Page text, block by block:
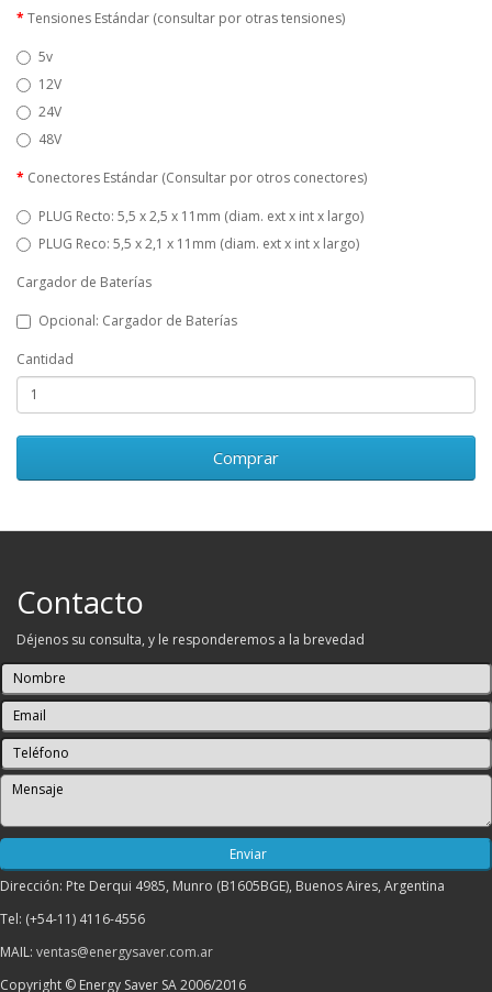
Tensiones Estándar (consultar por otras tensiones)
5v
12V
24V
48V
Conectores Estándar (Consultar por otros conectores)
PLUG Recto: 5,5 x 2,5 x 11mm (diam. ext x int x largo)
PLUG Reco: 5,5 x 2,1 x 11mm (diam. ext x int x largo)
Cargador de Baterías
Opcional: Cargador de Baterías
Cantidad
Comprar
Contacto
Déjenos su consulta, y le responderemos a la brevedad
Dirección: Pte Derqui 4985, Munro (B1605BGE), Buenos Aires, Argentina
Tel: (+54-11) 4116-4556
MAIL: ventas@energysaver.com.ar
Copyright © Energy Saver SA 2006/2016